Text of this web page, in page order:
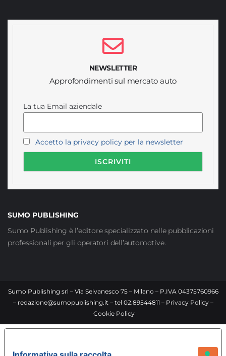
NEWSLETTER
Approfondimenti sul mercato auto
La tua Email aziendale
Accetto la privacy policy per la newsletter
SUMO PUBLISHING
Sumo Publishing è l’editore specializzato nelle pubblicazioni
professionali per gli operatori dell’automotive.
Sumo Publishing srl – Via Selvanesco 75 – Milano – P.IVA 04375760966
– redazione@sumopublishing.it – tel 02.89544811 – Privacy Policy–
Cookie Policy